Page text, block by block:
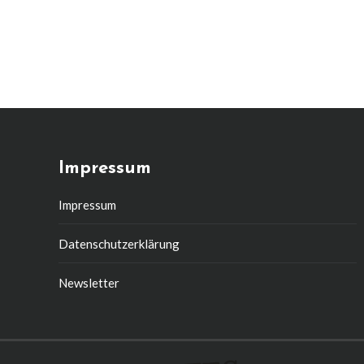
Impressum
Impressum
Datenschutzerklärung
Newsletter